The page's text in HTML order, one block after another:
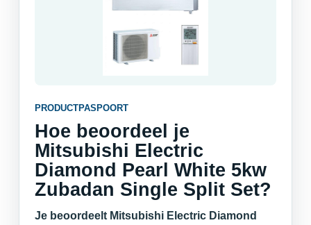
PRODUCTPASPOORT
Hoe beoordeel je
Mitsubishi Electric
Diamond Pearl White 5kw
Zubadan Single Split Set?
Je beoordeelt Mitsubishi Electric Diamond